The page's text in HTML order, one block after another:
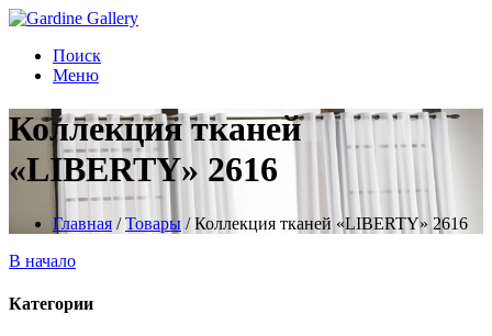
Поиск
Меню
Коллекция тканей
«LIBERTY» 2616
Главная /Товары /Коллекция тканей «LIBERTY» 2616
В начало
Категории